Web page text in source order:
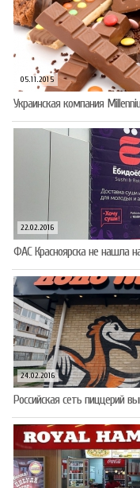
05.11.2015
Украинская компания
22.02.2016
ФАС Красноярска не нашла
24.02.2016
Российская сеть пиццерий